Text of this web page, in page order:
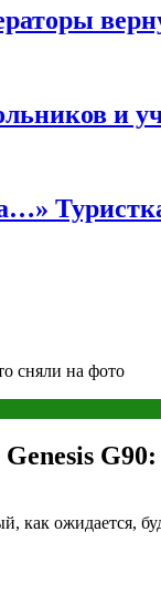
и
сняли на фото
как